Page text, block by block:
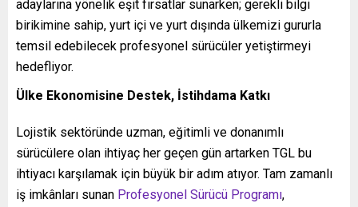
adaylarına yönelik eşit fırsatlar sunarken; gerekli bilgi
birikimine sahip, yurt içi ve yurt dışında ülkemizi gururla
temsil edebilecek profesyonel sürücüler yetiştirmeyi
hedefliyor.
Ülke Ekonomisine Destek, İstihdama Katkı
Lojistik sektöründe uzman, eğitimli ve donanımlı
sürücülere olan ihtiyaç her geçen gün artarken TGL bu
ihtiyacı karşılamak için büyük bir adım atıyor. Tam zamanlı
iş imkânları sunan Profesyonel Sürücü Programı,